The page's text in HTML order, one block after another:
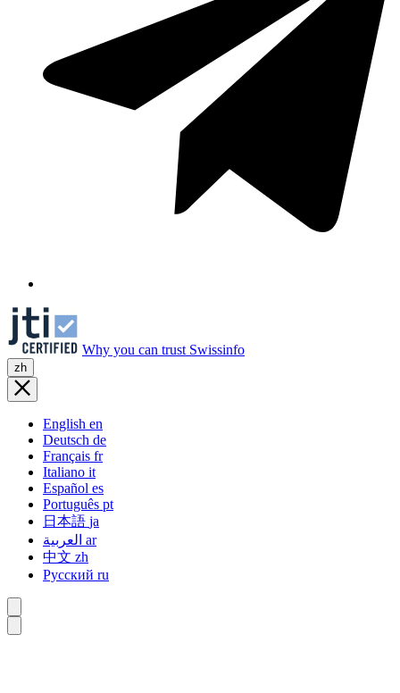
Why you can trust Swissinfo
zh
English en
Deutsch de
Français fr
Italiano it
Español es
Português pt
日本語 ja
ar
中文 zh
Русский ru